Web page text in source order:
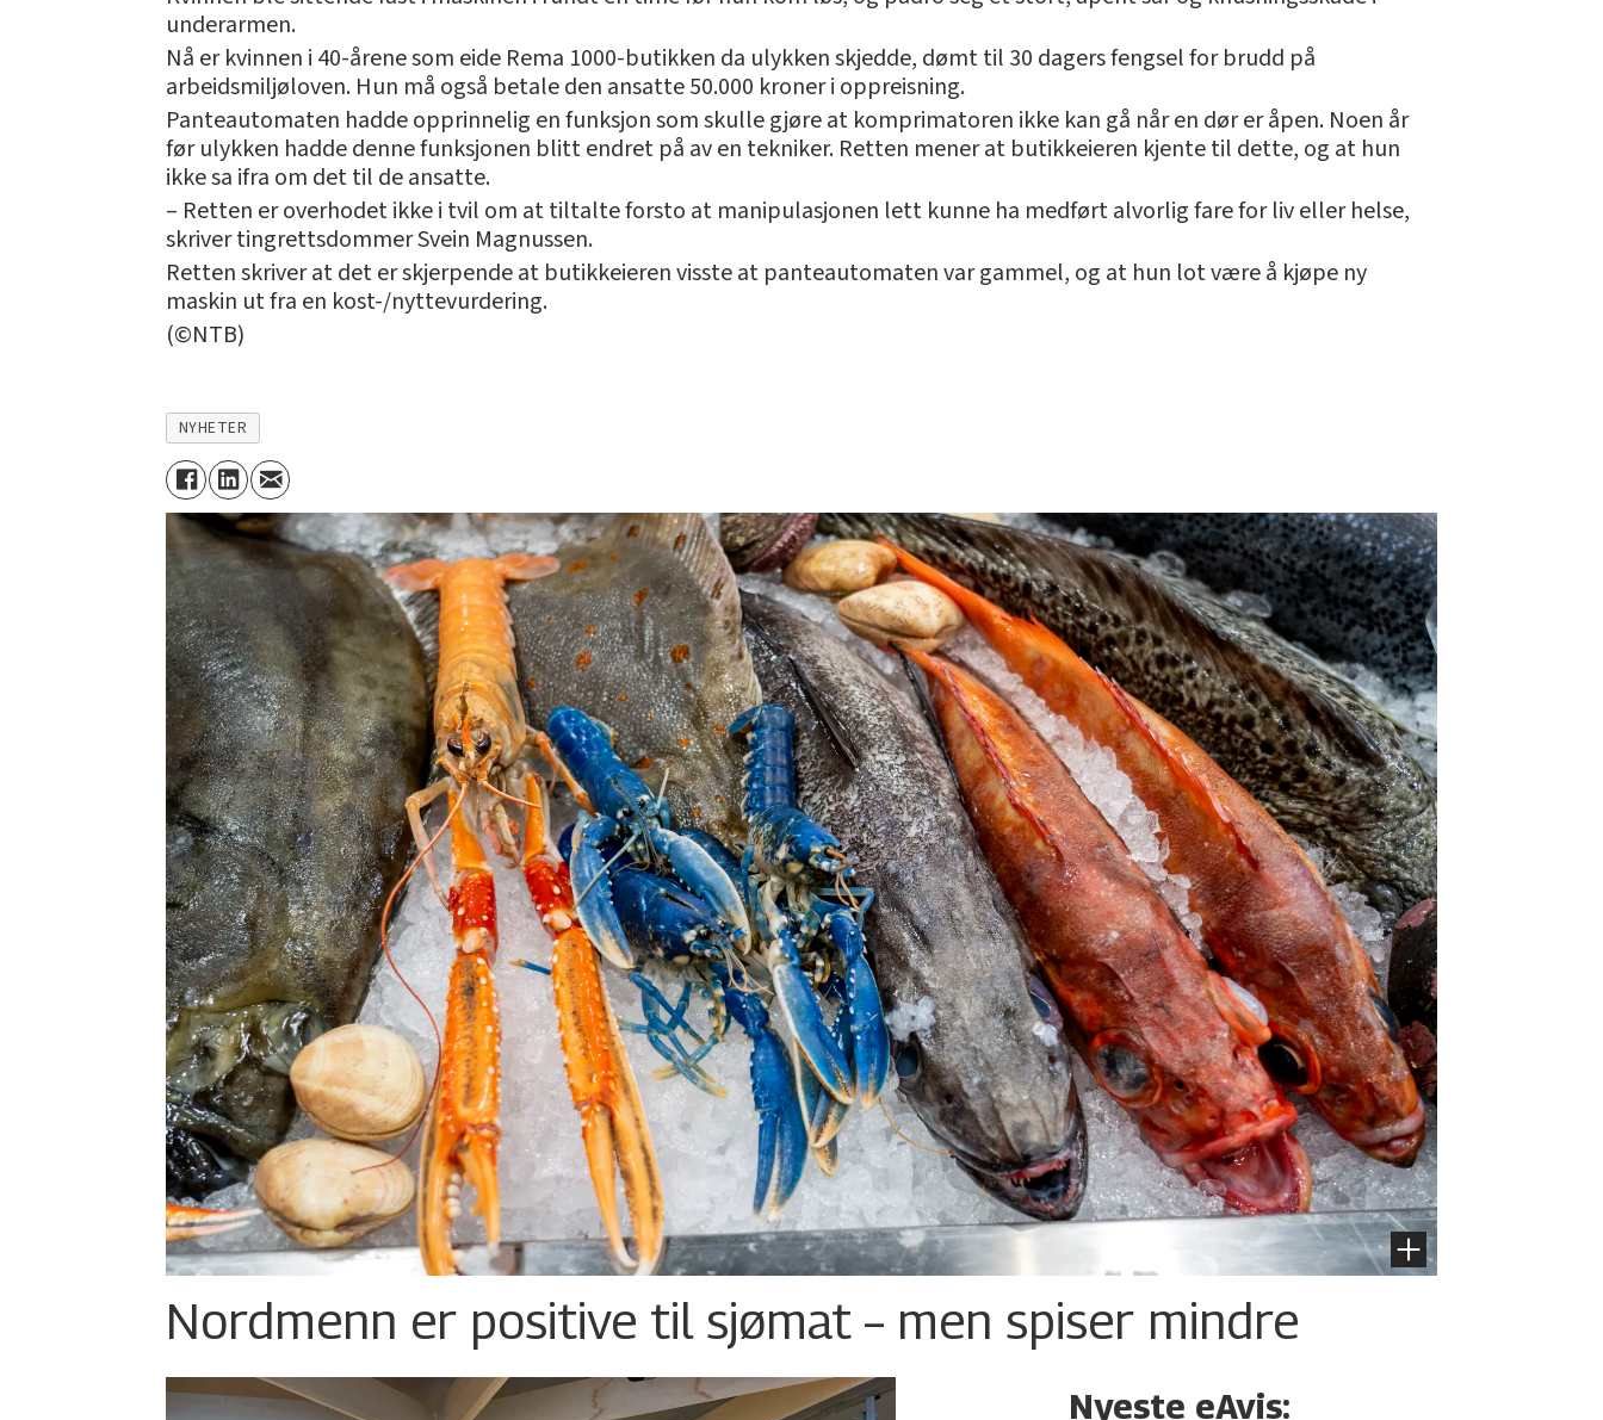
underarmen.
Nå er kvinnen i 40-årene som eide Rema 1000-butikken da ulykken skjedde, dømt til 30 dagers fengsel for brudd på
arbeidsmiljøloven. Hun må også betale den ansatte 50.000 kroner i oppreisning.
Panteautomaten hadde opprinnelig en funksjon som skulle gjøre at komprimatoren ikke kan gå når en dør er åpen. Noen år
før ulykken hadde denne funksjonen blitt endret på av en tekniker. Retten mener at butikkeieren kjente til dette, og at hun
ikke sa ifra om det til de ansatte.
– Retten er overhodet ikke i tvil om at tiltalte forsto at manipulasjonen lett kunne ha medført alvorlig fare for liv eller helse,
skriver tingrettsdommer Svein Magnussen.
Retten skriver at det er skjerpende at butikkeieren visste at panteautomaten var gammel, og at hun lot være å kjøpe ny
maskin ut fra en kost-/nyttevurdering.
(©NTB)
NYHETER
Nordmenn er positive til sjømat – men spiser mindre
Nyeste eAvis: